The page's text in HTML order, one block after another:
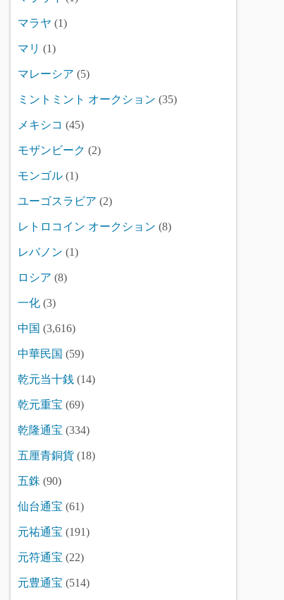
マラヤ (1)
マリ (1)
マレーシア (5)
ミントミント オークション (35)
メキシコ (45)
モザンビーク (2)
モンゴル (1)
ユーゴスラビア (2)
レトロコイン オークション (8)
レバノン (1)
ロシア (8)
一化 (3)
中国 (3,616)
中華民国 (59)
乾元当十銭 (14)
乾元重宝 (69)
乾隆通宝 (334)
五厘青銅貨 (18)
五銖 (90)
仙台通宝 (61)
元祐通宝 (191)
元符通宝 (22)
元豊通宝 (514)